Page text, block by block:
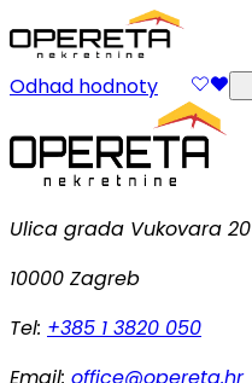
Odhad hodnoty
Ulica grada Vukovara 20
10000 Zagreb
Tel: +385 1 3820 050